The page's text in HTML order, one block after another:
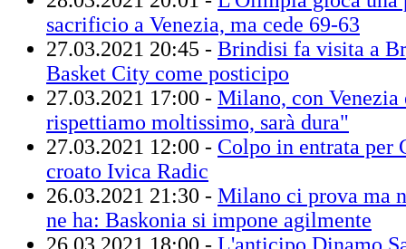
sacrificio a Venezia, ma cede 69-63
27.03.2021 20:45 - Brindisi fa visita a
Basket City come posticipo
27.03.2021 17:00 - Milano, con
rispettiamo moltissimo, sarà dura"
27.03.2021 12:00 - Colpo in entrata per
croato Ivica Radic
26.03.2021 21:30 - Milano ci prova ma
ne ha: Baskonia si impone agilmente